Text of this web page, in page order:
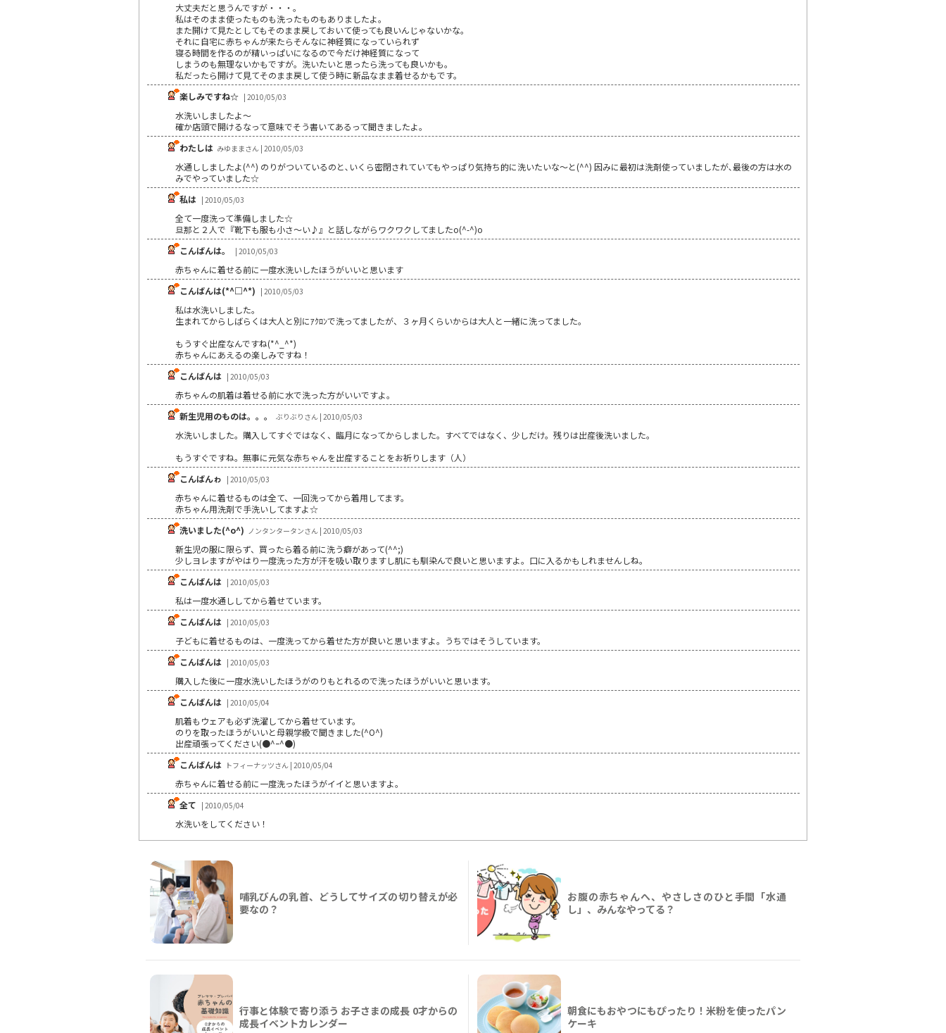
大丈夫だと思うんですが・・・。
私はそのまま使ったものも洗ったものもありましたよ。
また開けて見たとしてもそのまま戻しておいて使っても良いんじゃないかな。
それに自宅に赤ちゃんが来たらそんなに神経質になっていられず
寝る時間を作るのが精いっぱいになるので今だけ神経質になって
しまうのも無理ないかもですが。洗いたいと思ったら洗っても良いかも。
私だったら開けて見てそのまま戻して使う時に新品なまま着せるかもです。
楽しみですね☆ | 2010/05/03
水洗いしましたよ～
確か店頭で開けるなって意味でそう書いてあるって聞きましたよ。
わたしは みゆままさん | 2010/05/03
水通ししましたよ(^^) のりがついているのと､いくら密閉されていてもやっぱり気持ち的に洗いたいな～と(^^) 因みに最初は洗剤使っていましたが､最後の方は水の
みでやっていました☆
私は | 2010/05/03
全て一度洗って準備しました☆
旦那と２人で『靴下も服も小さ～い♪』と話しながらワクワクしてましたo(^-^)o
こんばんは。
| 2010/05/03
赤ちゃんに着せる前に一度水洗いしたほうがいいと思います
こんばんは(*^□^*) | 2010/05/03
私は水洗いしました。
生まれてからしばらくは大人と別にｱｸﾛﾝで洗ってましたが、３ヶ月くらいからは大人と一緒に洗ってました。
もうすぐ出産なんですね(*^_^*)
赤ちゃんにあえるの楽しみですね！
こんばんは | 2010/05/03
赤ちゃんの肌着は着せる前に水で洗った方がいいですよ。
新生児用のものは。。。
ぶりぶりさん | 2010/05/03
水洗いしました。購入してすぐではなく、臨月になってからしました。すべてではなく、少しだけ。残りは出産後洗いました。
もうすぐですね。無事に元気な赤ちゃんを出産することをお祈りします（人）
こんばんゎ | 2010/05/03
赤ちゃんに着せるものは全て、一回洗ってから着用してます。
赤ちゃん用洗剤で手洗いしてますよ☆
洗いました(^o^) ノンタンタータンさん | 2010/05/03
新生児の服に限らず、買ったら着る前に洗う癖があって(^^;)
少しヨレますがやはり一度洗った方が汗を吸い取りますし肌にも馴染んで良いと思いますよ。口に入るかもしれませんしね。
こんばんは | 2010/05/03
私は一度水通ししてから着せています。
こんばんは | 2010/05/03
子どもに着せるものは、一度洗ってから着せた方が良いと思いますよ。うちではそうしています。
こんばんは | 2010/05/03
購入した後に一度水洗いしたほうがのりもとれるので洗ったほうがいいと思います。
こんばんは | 2010/05/04
肌着もウェアも必ず洗濯してから着せています。
のりを取ったほうがいいと母親学級で聞きました(^O^)
出産頑張ってください(●^ｰ^●)
こんばんは トフィーナッツさん | 2010/05/04
赤ちゃんに着せる前に一度洗ったほうがイイと思いますよ。
全て | 2010/05/04
水洗いをしてください！
哺乳びんの乳首、どうしてサイズの切り替えが必
要なの？
お腹の赤ちゃんへ、やさしさのひと手間「水通
し」、みんなやってる？
行事と体験で寄り添う お子さまの成長 0才からの
成長イベントカレンダー
朝食にもおやつにもぴったり！米粉を使ったパン
ケーキ